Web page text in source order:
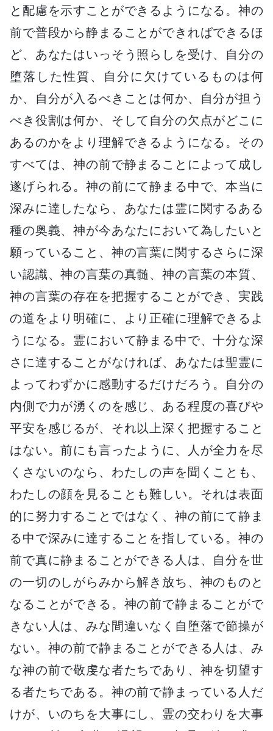
と配慮を示すことができるようになる。神の
前で普段から静まることができればできるほ
ど、あなたはいっそう照らしを受け、自分の
堕落した性質、自分に欠けているものは何
か、自分が入るべきことは何か、自分が担う
べき役割は何か、そして自分の欠点がどこに
あるのかをより理解できるようになる。その
すべては、神の前で静まることによって成し
遂げられる。神の前にて静まる中で、本当に
深みに達したなら、あなたは霊に関するある
種の奥義、神が今あなたにおいて為したいと
願っていること、神の言葉に関するさらに深
い認識、神の言葉の真髄、神の言葉の本質、
神の言葉の存在を把握することができ、実践
の道をより明確に、より正確に理解できるよ
うになる。霊において静まる中で、十分な深
さに達することがなければ、あなたは聖霊に
よってわずかに感動するだけだろう。自分の
内側で力が湧くのを感じ、ある程度の喜びや
平安を感じるが、それ以上深く把握すること
はない。前にも言ったように、人が全力を尽
くさないのなら、わたしの声を聞くことも、
わたしの顔を見ることも難しい。それは表面
的に努力することではなく、神の前にて静ま
る中で深みに達することを指している。神の
前で真に静まることができる人は、自分を世
の一切のしがらみから解き放ち、神のものと
なることができる。神の前で静まることがで
きない人は、みな間違いなく自堕落で節操が
ない。神の前で静まることができる人は、み
な神の前で敬虔な者たちであり、神を切望す
る者たちである。神の前で静まっている人だ
けが、いのちを大事にし、霊の交わりを大事